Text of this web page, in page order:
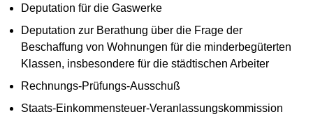
Deputation für die Gaswerke
Deputation zur Berathung über die Frage der
Beschaffung von Wohnungen für die minderbegüterten
Klassen, insbesondere für die städtischen Arbeiter
Rechnungs-Prüfungs-Ausschuß
Staats-Einkommensteuer-Veranlassungskommission